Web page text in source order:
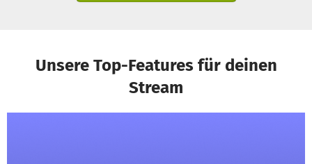
Unsere Top-Features für deinen
Stream